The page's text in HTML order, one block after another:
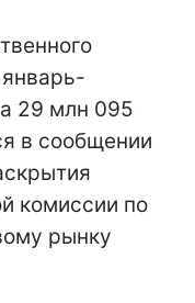
29 млн 095
в сообщении
комиссии по
рынку